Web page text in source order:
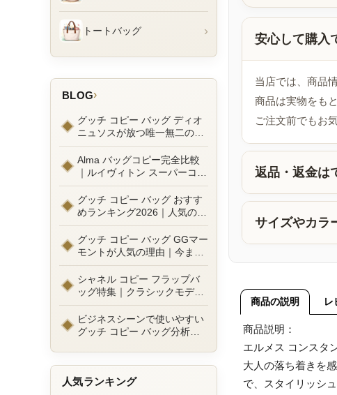
トートバッグ ›
BLOG›
グッチ コピー バッグ ディオ
ニュソスが放つ唯一無二の魅
力とは？新作ラインナップ徹
底ガイドとリアルコーデ例
Alma バッグコピー完全比較
｜ルイヴィトン スーパーコピ
ーで叶えるエレガントな日常
グッチ コピー バッグ おすす
めランキング2026｜人気の
GGマーモントから定番モデ
ルまで徹底比較！コピーバッ
グ通販の選び方
グッチ コピー バッグ GGマー
モントが人気の理由｜今また
選ばれる定番ラグジュアリー
バッグとは
シャネル コピー フラップバ
ッグ特集｜クラシックモデル
の魅力と永遠に愛される理由
ビジネスシーンで使いやすい
グッチ コピー バッグ分析｜
人気ランキング
安心して購入
当店では、商品
商品は実物をも
ご注文前でもお
返品・返金は
サイズやカラ
商品の説明 レ
商品説明：
エルメス コンスタ
大人の落ち着きを
で、スタイリッシ